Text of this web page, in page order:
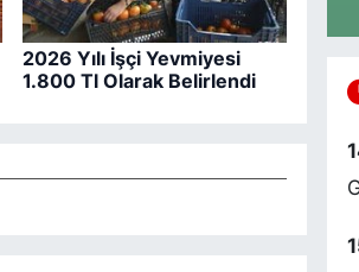
2026 Yılı İşçi Yevmiyesi
1.800 Tl Olarak Belirlendi